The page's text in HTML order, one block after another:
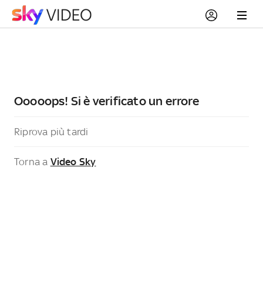
Ooooops! Si è verificato un errore
Riprova più tardi
Torna a Video Sky